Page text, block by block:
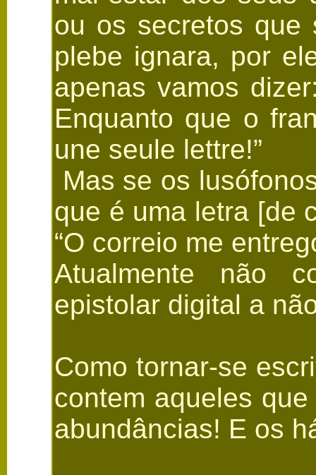
ou os secretos que
plebe ignara, por
apenas vamos
Enquanto que o
une seule lettre!”
Mas se os
que é uma letra [de
“O correio me
Atualmente não
epistolar digital a
Como tornar-se
contem aqueles
abundâncias! E os